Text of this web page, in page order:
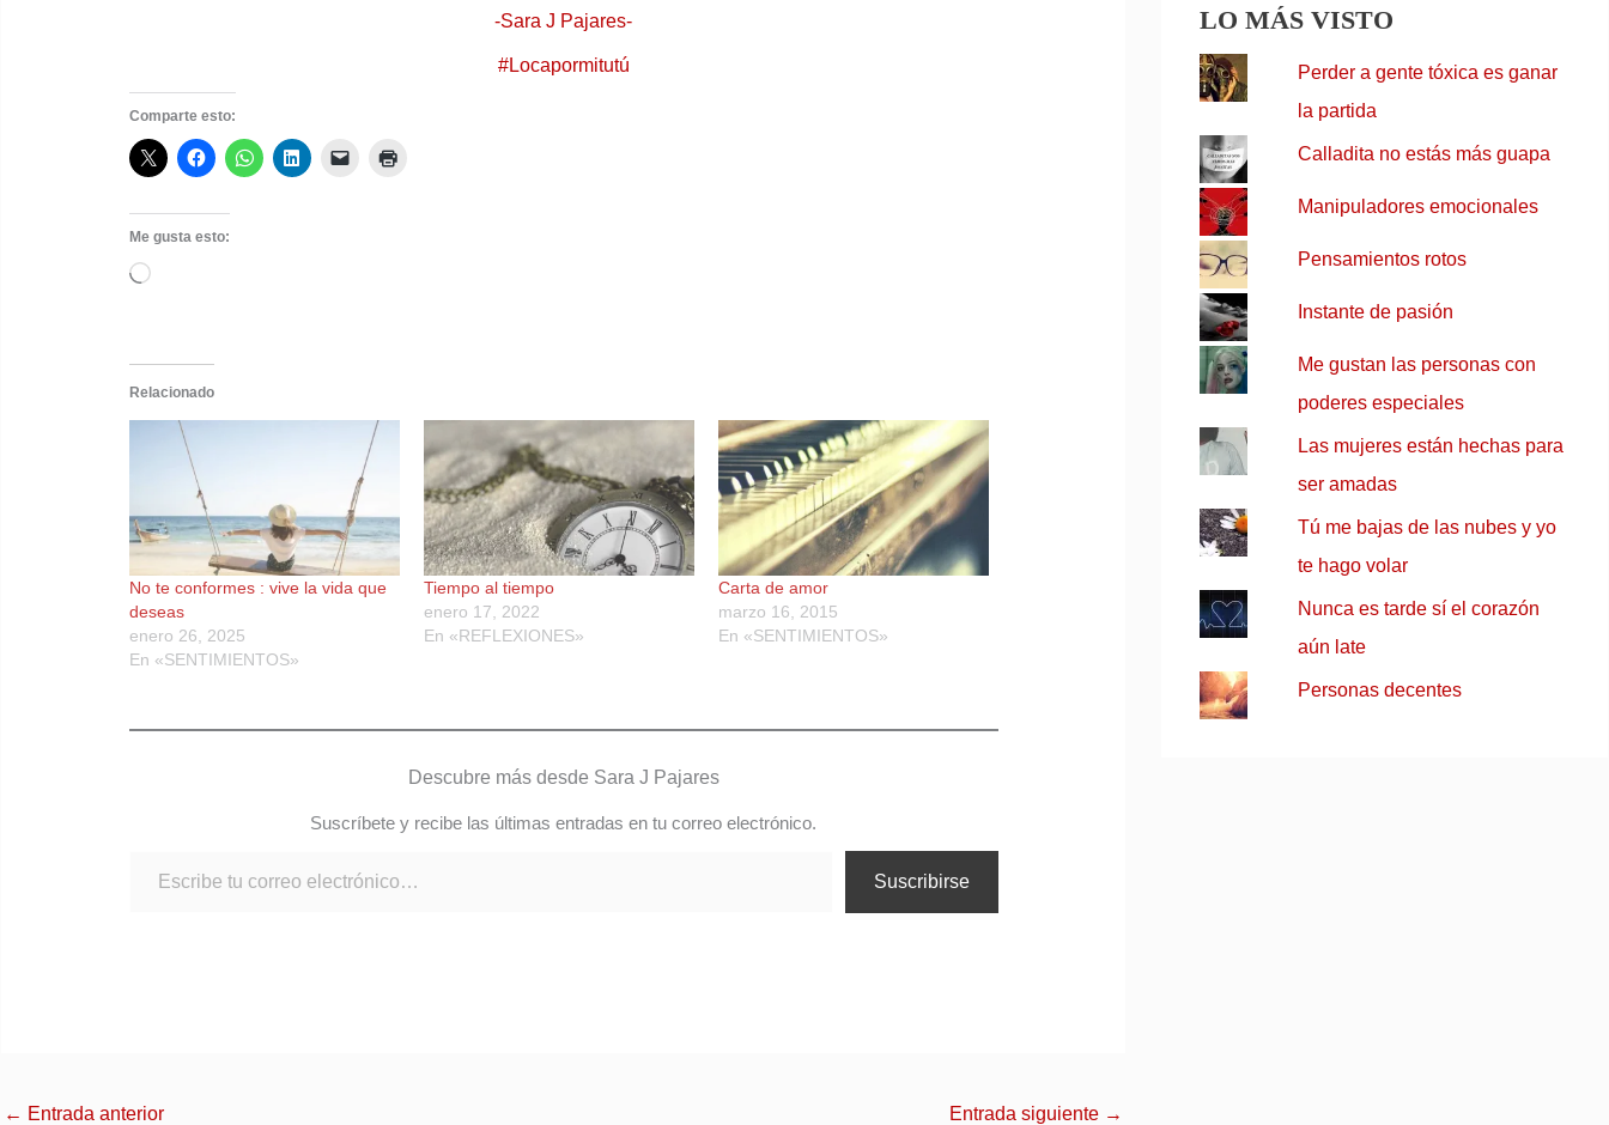
-Sara J Pajares-
#Locapormitutú
Comparte esto:
Me gusta esto:
Cargando...
Relacionado
No te conformes : vive la vida que
deseas
enero 26, 2025
En «SENTIMIENTOS»
Tiempo al tiempo
enero 17, 2022
En «REFLEXIONES»
Carta de amor
marzo 16, 2015
En «SENTIMIENTOS»
Descubre más desde Sara J Pajares
Suscríbete y recibe las últimas entradas en tu correo electrónico.
Suscribirse
← Entrada anterior Entrada siguiente →
LO MÁS VISTO
Perder a gente tóxica es ganar
la partida
Calladita no estás más guapa
Manipuladores emocionales
Pensamientos rotos
Instante de pasión
Me gustan las personas con
poderes especiales
Las mujeres están hechas para
ser amadas
Tú me bajas de las nubes y yo
te hago volar
Nunca es tarde sí el corazón
aún late
Personas decentes